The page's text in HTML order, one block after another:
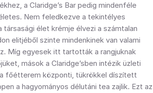
a Claridge’s Bar pedig mindenféle
Nem feledkezve a tekintélyes
társasági élet krémje élvezi a számtalan
elitjéből szinte mindenkinek van valami
Míg egyesek itt tartották a rangjuknak
mások a Claridge’sben intézik üzleti
főétterem központi, tükrökkel díszített
a hagyományos délutáni tea zajlik. Ezt az